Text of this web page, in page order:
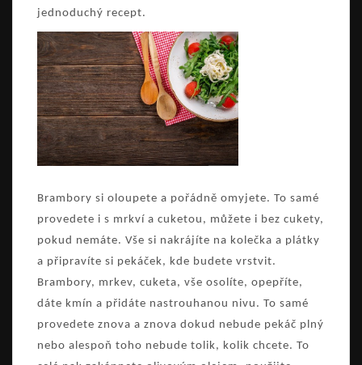
jednoduchý recept.
Brambory si oloupete a pořádně omyjete. To samé
provedete i s mrkví a cuketou, můžete i bez cukety,
pokud nemáte. Vše si nakrájíte na kolečka a plátky
a připravíte si pekáček, kde budete vrstvit.
Brambory, mrkev, cuketa, vše osolíte, opepříte,
dáte kmín a přidáte nastrouhanou nivu. To samé
provedete znova a znova dokud nebude pekáč plný
nebo alespoň toho nebude tolik, kolik chcete. To